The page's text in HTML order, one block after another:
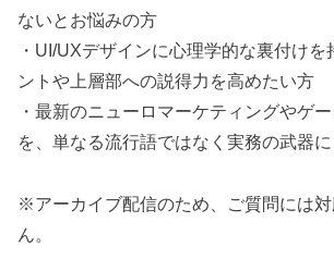
ないとお悩みの方
・UI/UXデザインに心理学的な裏付けを
ントや上層部への説得力を高めたい方
・最新のニューロマーケティングやゲ
を、単なる流行語ではなく実務の武器
※アーカイブ配信のため、ご質問には
ん。